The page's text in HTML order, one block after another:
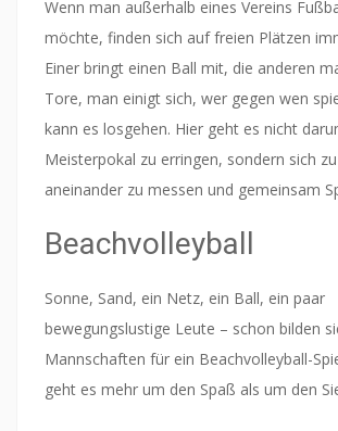
Wenn man außerhalb eines Vereins
möchte, finden sich auf freien Plätzen
Einer bringt einen Ball mit, die anderen
Tore, man einigt sich, wer gegen wen
kann es losgehen. Hier geht es nicht
Meisterpokal zu erringen, sondern sich
aneinander zu messen und gemeinsam
Beachvolleyball
Sonne, Sand, ein Netz, ein Ball, ein paar
bewegungslustige Leute – schon bilden
Mannschaften für ein Beachvolleyball-
geht es mehr um den Spaß als um den